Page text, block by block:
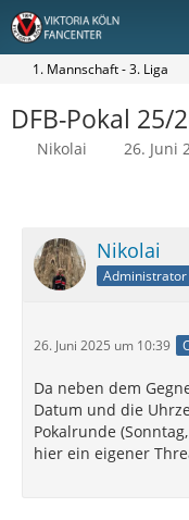
1. Mannschaft - 3. Liga
DFB-Pokal 25/
Nikolai 26. Juni
Nikolai
Administrator
26. Juni 2025 um 10:39
Da neben dem
Datum und die
Pokalrunde
hier ein eigener